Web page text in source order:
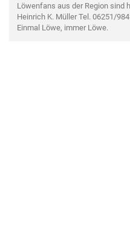
Löwenfans aus der Region sind
Heinrich K. Müller Tel. 06251/
Einmal Löwe, immer Löwe.